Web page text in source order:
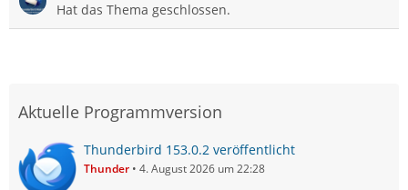
Hat das Thema geschlossen.
Aktuelle Programmversion
Thunderbird 153.0.2 veröffentlicht
Thunder 4. August 2026 um 22:28